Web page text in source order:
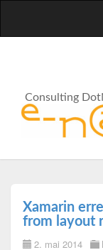
Consulting
Xamarin
from layout
2. mai 2014